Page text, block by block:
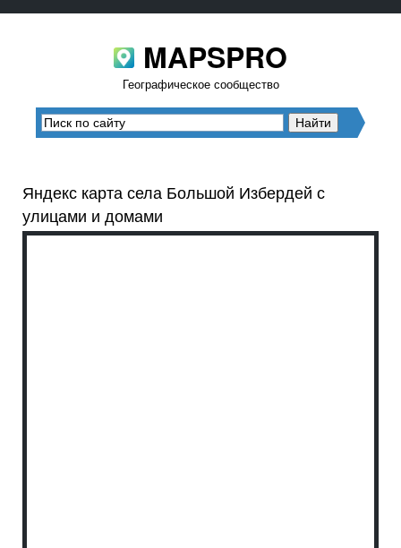
MAPSPRO
Географическое сообщество
Яндекс карта села Большой Избердей с
улицами и домами